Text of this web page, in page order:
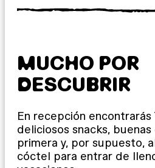
MUCHO POR
DESCUBRIR
En recepción encontrarás
deliciosos snacks,
primera y, por supuesto,
cóctel para entrar de